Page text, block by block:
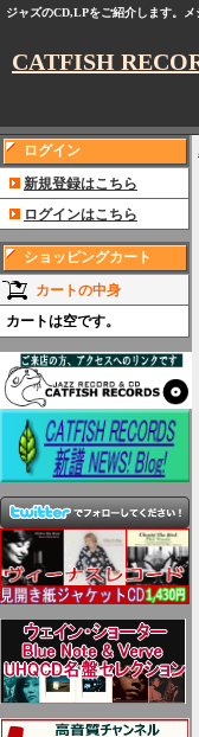
ジャズのCD,LPをご紹介します。
CATFISH
ログイン
新規登録はこちら
ログインはこちら
ショッピングカート
カートの中身
カートは空です。